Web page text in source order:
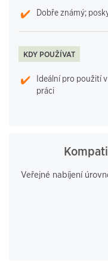
Dobře známý;
KDY POUŽÍVAT
Ideální pro použití
práci
Veřejné nabíjení